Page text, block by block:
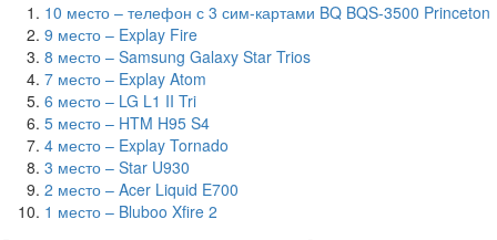
10 место – телефон с 3 сим-картами BQ BQS-3500 Princeton
9 место – Explay Fire
8 место – Samsung Galaxy Star Trios
7 место – Explay Atom
6 место – LG L1 II Tri
5 место – HTM H95 S4
4 место – Explay Tornado
3 место – Star U930
2 место – Acer Liquid E700
1 место – Bluboo Xfire 2